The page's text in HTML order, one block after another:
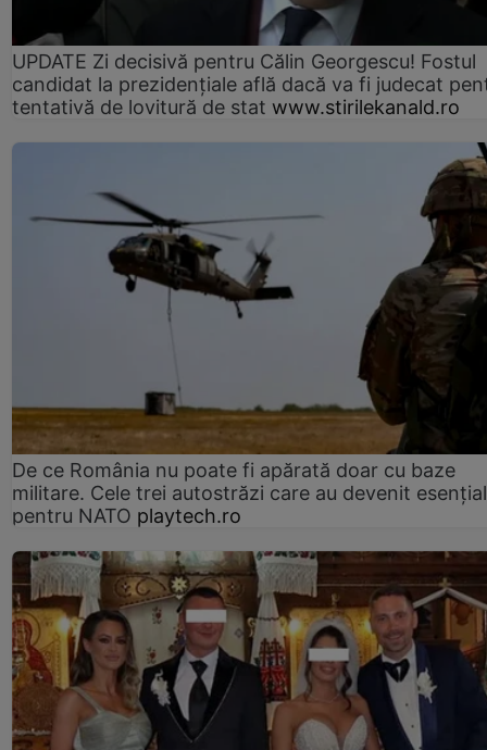
UPDATE Zi decisivă pentru Călin Georgescu! Fostul
candidat la prezidențiale află dacă va fi judecat
tentativă de lovitură de stat www.stirilekanald.ro
De ce România nu poate fi apărată doar cu baze
militare. Cele trei autostrăzi care au devenit
pentru NATO playtech.ro